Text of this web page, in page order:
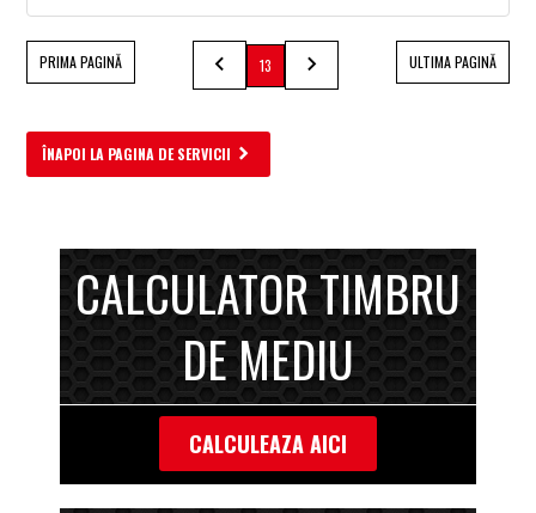
PRIMA PAGINĂ 13 ULTIMA PAGINĂ
ÎNAPOI LA PAGINA DE SERVICII
CALCULATOR TIMBRU
DE MEDIU
CALCULEAZA AICI